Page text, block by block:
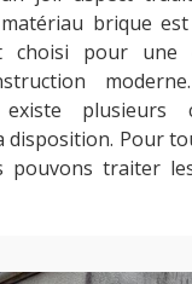
brique est
choisi pour une
plusieurs
disposition. Pour
pouvons traiter